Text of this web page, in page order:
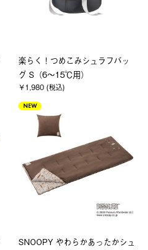
楽らく！つめこみシュラフバッ
グ S（6～15℃用）
￥1,980 (税込)
NEW
SNOOPY やわらかあったかシュ